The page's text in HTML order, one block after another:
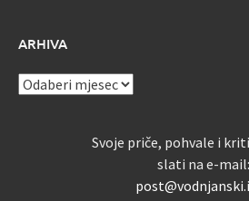
ARHIVA
ARHIVA
Svoje priče, pohvale i
slati na e-mail: